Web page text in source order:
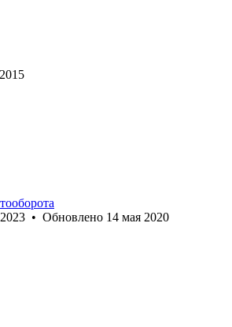
• Обновлено 14 мая 2020